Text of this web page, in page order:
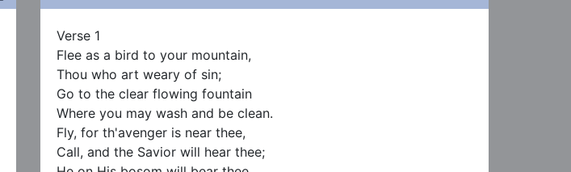
Verse 1
Flee as a bird to your mountain,
Thou who art weary of sin;
Go to the clear flowing fountain
Where you may wash and be clean.
Fly, for th'avenger is near thee,
Call, and the Savior will hear thee;